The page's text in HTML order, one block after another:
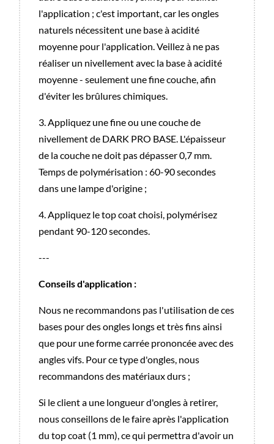
l'application ; c'est important, car les ongles
naturels nécessitent une base à acidité
moyenne pour l'application. Veillez à ne pas
réaliser un nivellement avec la base à acidité
moyenne - seulement une fine couche, afin
d'éviter les brûlures chimiques.
3. Appliquez une fine ou une couche de
nivellement de DARK PRO BASE. L'épaisseur
de la couche ne doit pas dépasser 0,7 mm.
Temps de polymérisation : 60-90 secondes
dans une lampe d'origine ;
4. Appliquez le top coat choisi, polymérisez
pendant 90-120 secondes.
---
Conseils d'application :
Nous ne recommandons pas l'utilisation de ces
bases pour des ongles longs et très fins ainsi
que pour une forme carrée prononcée avec des
angles vifs. Pour ce type d'ongles, nous
recommandons des matériaux durs ;
Si le client a une longueur d'ongles à retirer,
nous conseillons de le faire après l'application
du top coat (1 mm), ce qui permettra d'avoir un